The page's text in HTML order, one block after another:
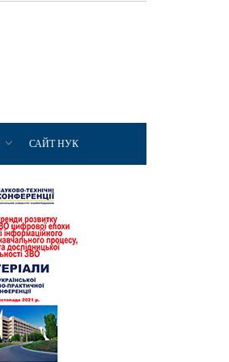
САЙТ НУК